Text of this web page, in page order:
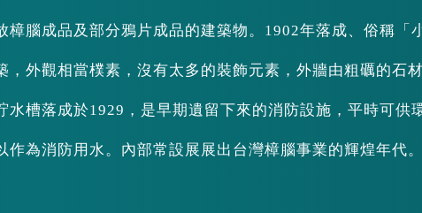
腦成品及部分鴉片成品的建築物。1902年落成、俗稱「
外觀相當樸素，沒有太多的裝飾元素，外牆由粗礪的石
槽落成於1929，是早期遺留下來的消防設施，平時可供
為消防用水。內部常設展展出台灣樟腦事業的輝煌年代。